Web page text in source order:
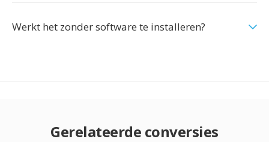
Werkt het zonder software te installeren?
Gerelateerde conversies